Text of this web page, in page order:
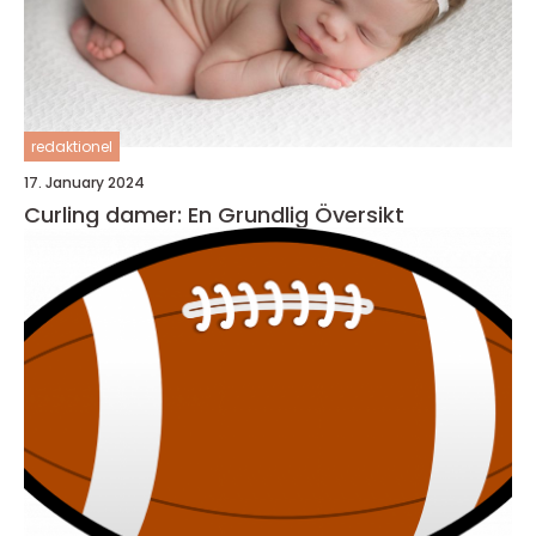
redaktionel
17. January 2024
Curling damer: En Grundlig Översikt